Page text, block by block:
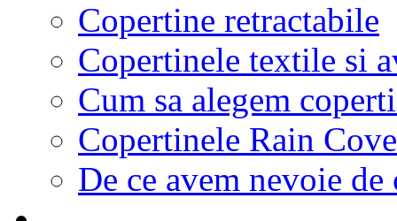
Copertine retractabile
Copertinele textile si
Cum sa alegem
Copertinele Rain
De ce avem nevoie de